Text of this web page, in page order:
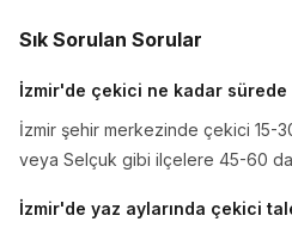
Sık Sorulan Sorular
İzmir'de çekici ne kadar sürede
İzmir şehir merkezinde çekici 15-
veya Selçuk gibi ilçelere 45-60
İzmir'de yaz aylarında çekici